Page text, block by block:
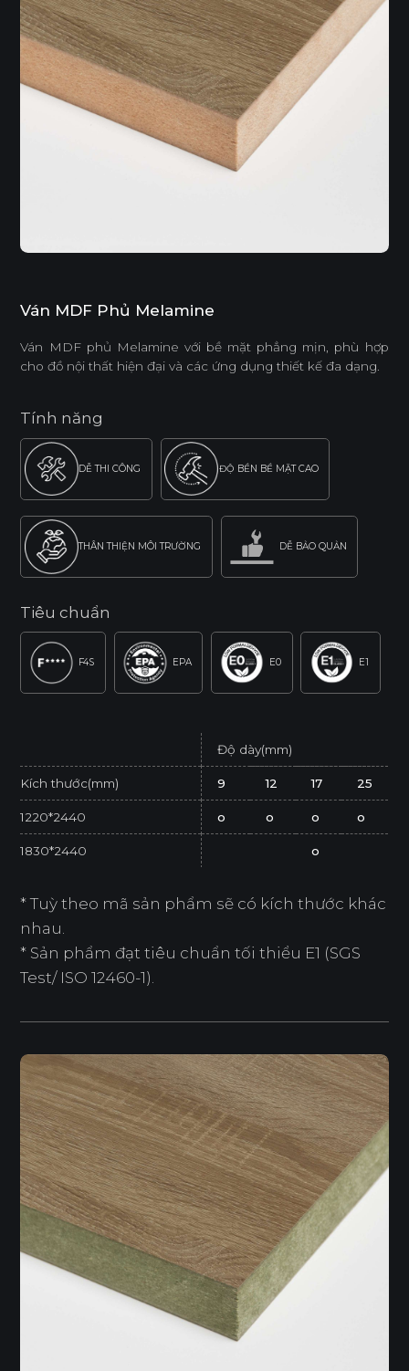
Ván MDF Phủ Melamine
Ván MDF phủ Melamine với bề mặt phẳng mịn, phù hợp
cho đồ nội thất hiện đại và các ứng dụng thiết kế đa dạng.
Tính năng
DỄ THI CÔNG ĐỘ BỀN BỀ MẶT CAO
THÂN THIỆN MÔI TRƯỜNG DỄ BẢO QUẢN
Tiêu chuẩn
F4S EPA E0 E1
Độ dày(mm)
Kích thước(mm) 9 12 17 25
1220*2440 o o o o
1830*2440 o
* Tuỳ theo mã sản phẩm sẽ có kích thước khác
nhau.
* Sản phẩm đạt tiêu chuẩn tối thiểu E1 (SGS
Test/ ISO 12460-1).